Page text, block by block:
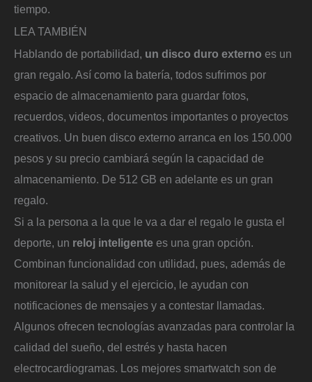
tiempo.
LEA TAMBIÉN
Hablando de portabilidad, un disco duro externo es un
gran regalo. Así como la batería, todos sufrimos por
espacio de almacenamiento para guardar fotos,
recuerdos, videos, documentos importantes o proyectos
creativos. Un buen disco externo arranca en los 150.000
pesos y su precio cambiará según la capacidad de
almacenamiento. De 512 GB en adelante es un gran
regalo.
Si a la persona a la que le va a dar el regalo le gusta el
deporte, un reloj inteligente es una gran opción.
Combinan funcionalidad con utilidad, pues, además de
monitorear la salud y el ejercicio, le ayudan con
notificaciones de mensajes y a contestar llamadas.
Algunos ofrecen tecnologías avanzadas para controlar la
calidad del sueño, del estrés y hasta hacen
electrocardiogramas. Los mejores smartwatch son de